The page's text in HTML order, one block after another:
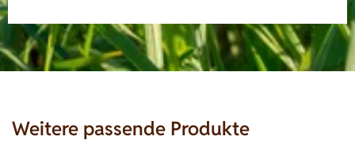
Weitere passende Produkte